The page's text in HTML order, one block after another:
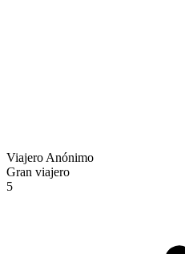
Viajero Anónimo
Gran viajero
5